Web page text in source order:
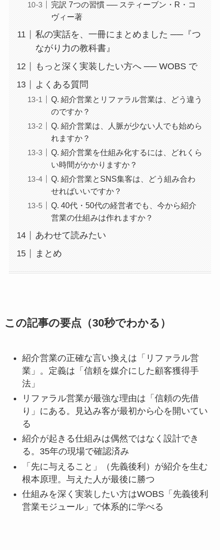
完訳 7つの習慣 ── スティーブン・R・コ
ヴィー著
私の実話を、一冊にまとめました ──『つ
ながり力の教科書』
もっと深く実装したい方へ ── WOBS で
よくある質問
Q. 紹介営業とリファラル営業は、どう違う
のですか？
Q. 紹介営業は、人脈が少ない人でも始めら
れますか？
Q. 紹介営業を仕組み化するには、どれくら
い時間がかかりますか？
Q. 紹介営業とSNS集客は、どう組み合わ
せればいいですか？
Q. 40代・50代の経営者でも、今から紹介
営業の仕組みは作れますか？
あわせて読みたい
まとめ
この記事の要点（30秒でわかる）
紹介営業の正確な言い換えは「リファラル営
業」。定義は「信頼を媒介にした顧客獲得手
法」
リファラル営業が最強な理由は「信頼の先借
り」にある。見込み客が最初から心を開いてい
る
紹介が起きる仕組みは偶然ではなく設計でき
る。35年の現場で確認済み
「先に与えること」（先義後利）が紹介を生む
根本原理。与えた人が最後に勝つ
仕組みを深く実装したい方はWOBS「先義後利
営業モジュール」で体系的に学べる